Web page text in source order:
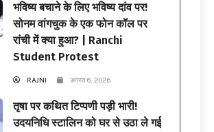
भविष्य बचाने के लिए भविष्य दांव पर!
सोनम वांगचुक के एक फोन कॉल पर
रांची में क्या हुआ? | Ranchi
Student Protest
RAJNI अगस्त 6, 2026
तृषा पर कथित टिप्पणी पड़ी भारी!
उदयनिधि स्टालिन को घर से उठा ले गई